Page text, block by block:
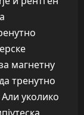
магнетну
тренутно
уколико